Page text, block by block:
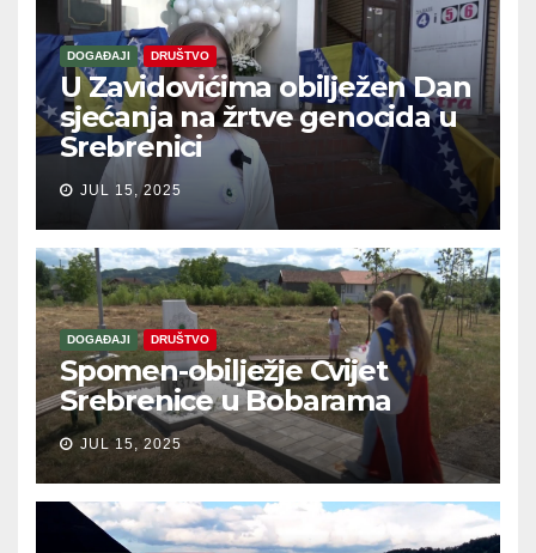
DOGAĐAJI DRUŠTVO
U Zavidovićima obilježen Dan
sjećanja na žrtve genocida u
Srebrenici
JUL 15, 2025
DOGAĐAJI DRUŠTVO
Spomen-obilježje Cvijet
Srebrenice u Bobarama
JUL 15, 2025